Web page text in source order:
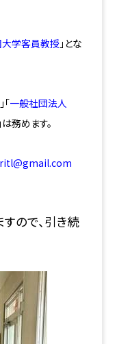
学客員教授」とな
」「一般社団法人
」は務めます。
ので、引き続